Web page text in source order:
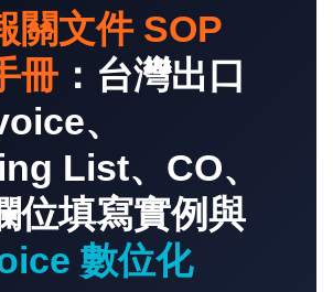
關文件 SOP
冊 ：台灣出口
、
List、CO、
位填寫實例與
數位化